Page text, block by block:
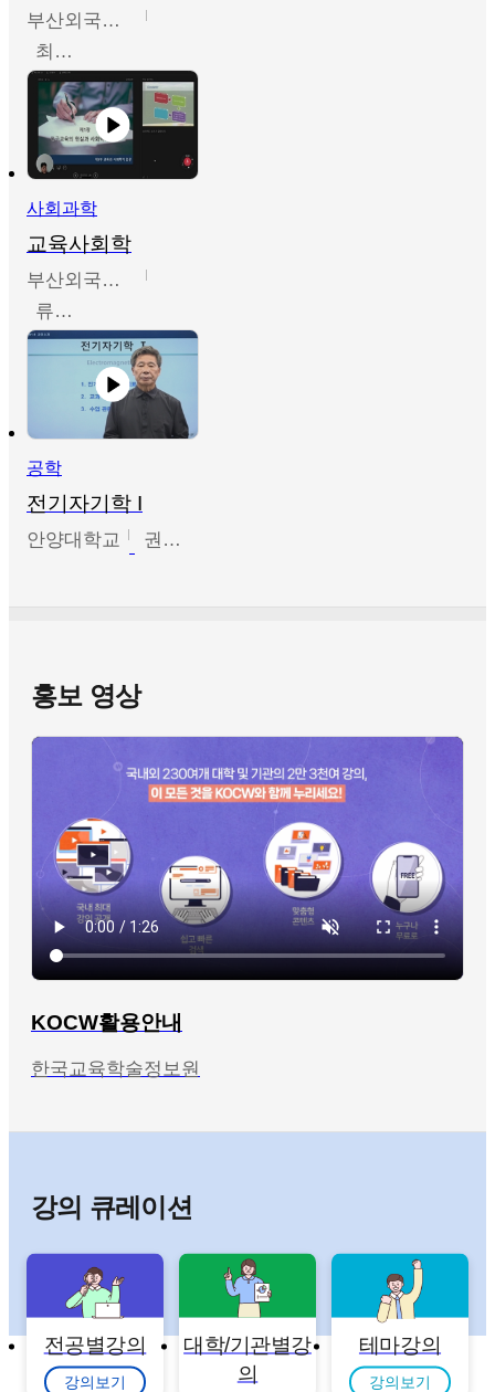
부산외국어대학교
최진오
사회과학
교육사회학
부산외국어대학교
류영철
공학
전기자기학 I
안양대학교 권원현
홍보 영상
KOCW활용안내
한국교육학술정보원
강의 큐레이션
전공별강의
강의보기
대학/기관별강
의
테마강의
강의보기